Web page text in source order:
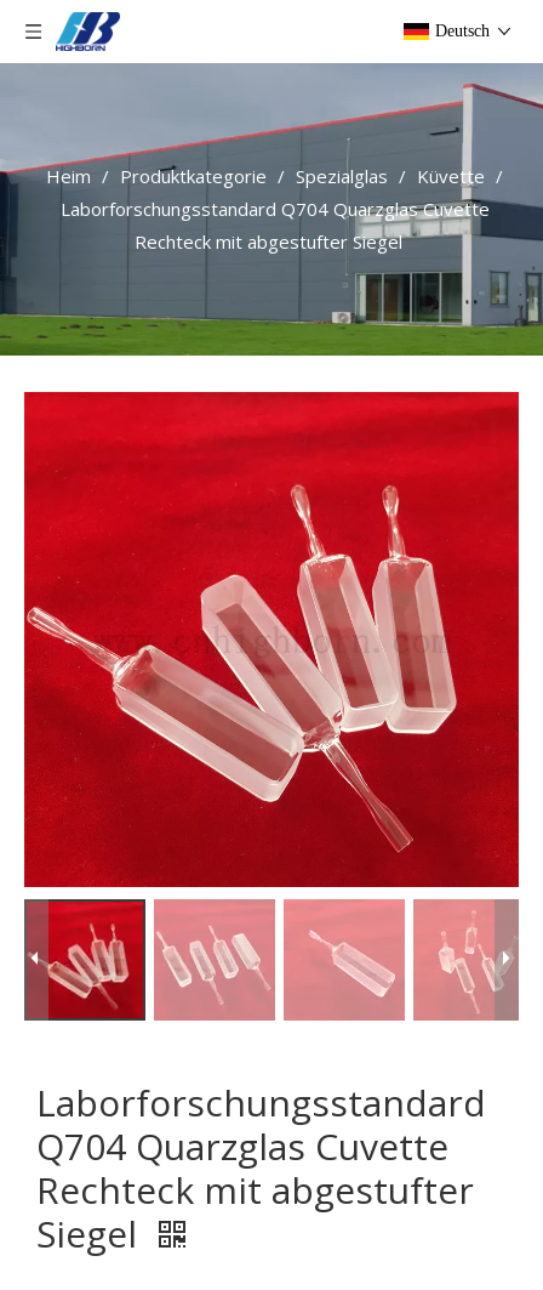
Deutsch
Heim / Produktkategorie / Spezialglas / Küvette /
Laborforschungsstandard Q704 Quarzglas Cuvette
Rechteck mit abgestufter Siegel
Laborforschungsstandard
Q704 Quarzglas Cuvette
Rechteck mit abgestufter
Siegel